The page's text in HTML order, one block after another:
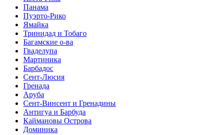
Панама
Пуэрто-Рико
Ямайка
Тринидад и Тобаго
Багамские о-ва
Гваделупа
Мартиника
Барбадос
Сент-Люсия
Гренада
Аруба
Сент-Винсент и Гренадины
Антигуа и Барбуда
Каймановы Острова
Доминика